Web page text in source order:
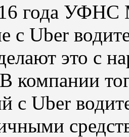
года
с Uber
это с
компании
с Uber